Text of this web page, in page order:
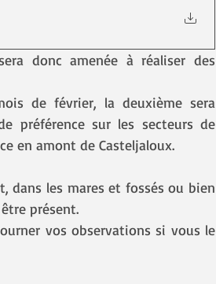
donc amenée à réaliser des
de février, la deuxième sera
préférence sur les secteurs de
en amont de Casteljaloux.
dans les mares et fossés ou bien
présent.
vos observations si vous le